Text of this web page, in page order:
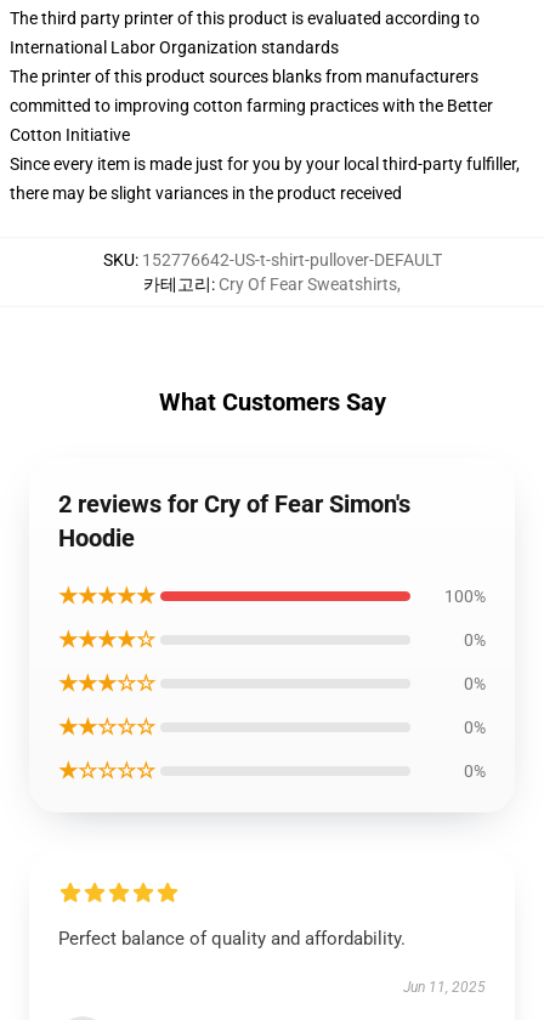
The third party printer of this product is evaluated according to
International Labor Organization standards
The printer of this product sources blanks from manufacturers
committed to improving cotton farming practices with the Better
Cotton Initiative
Since every item is made just for you by your local third-party fulfiller,
there may be slight variances in the product received
SKU: 152776642-US-t-shirt-pullover-DEFAULT
카테고리: Cry Of Fear Sweatshirts,
What Customers Say
2 reviews for Cry of Fear Simon's
Hoodie
★★★★★ 100%
★★★★☆ 0%
★★★☆☆ 0%
★★☆☆☆ 0%
★☆☆☆☆ 0%
Perfect balance of quality and affordability.
Jun 11, 2025